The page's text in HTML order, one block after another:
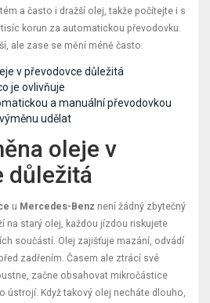
a často i dražší olej, takže počítejte i s
korun za automatickou převodovku.
ale zase se mění méně často.
v převodovce důležitá
je ovlivňuje
a manuální převodovkou
udělat
oleje v
důležitá
u Mercedes-Benz není žádný zbytečný
na starý olej, každou jízdou riskujete
součástí. Olej zajišťuje mazání, odvádí
zadřením. Časem ale ztrácí své
začne obsahovat mikročástice
ústrojí. Když takový olej necháte dlouho,